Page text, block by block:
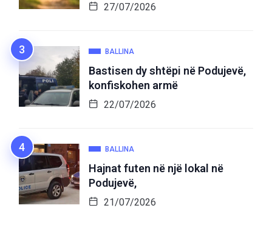
27/07/2026
BALLINA
Bastisen dy shtëpi në Podujevë,
konfiskohen armë
22/07/2026
BALLINA
Hajnat futen në një lokal në
Podujevë,
21/07/2026